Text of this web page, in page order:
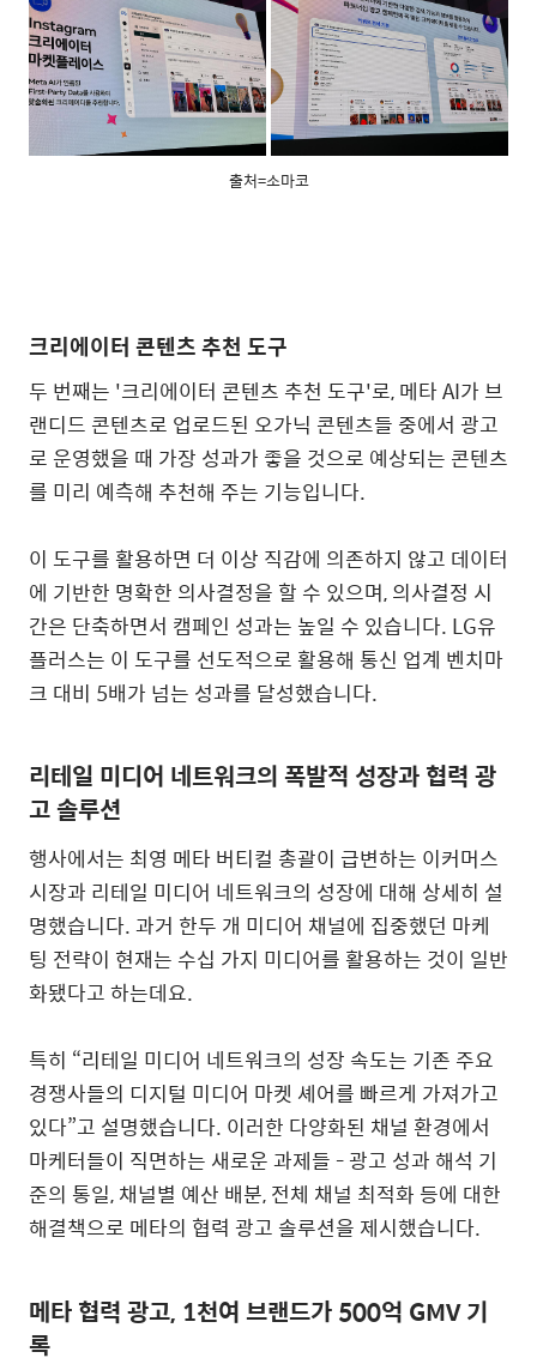
출처=소마코
크리에이터 콘텐츠 추천 도구
두 번째는 '크리에이터 콘텐츠 추천 도구'로,메타AI가 브
랜디드 콘텐츠로 업로드된 오가닉 콘텐츠들 중에서 광고
로 운영했을 때 가장 성과가 좋을 것으로 예상되는 콘텐츠
를 미리 예측해 추천해 주는 기능입니다.
이 도구를 활용하면 더 이상 직감에 의존하지 않고 데이터
에 기반한 명확한 의사결정을 할 수 있으며,의사결정 시
간은 단축하면서 캠페인 성과는 높일 수 있습니다. LG유
플러스는 이 도구를 선도적으로 활용해 통신 업계 벤치마
크 대비 5배가 넘는 성과를 달성했습니다.
리테일 미디어 네트워크의 폭발적 성장과 협력 광
고 솔루션
행사에서는 최영 메타 버티컬 총괄이 급변하는 이커머스
시장과 리테일 미디어 네트워크의 성장에 대해 상세히 설
명했습니다.과거 한두 개 미디어 채널에 집중했던 마케
팅 전략이 현재는 수십 가지 미디어를 활용하는 것이 일반
화됐다고 하는데요.
특히 “리테일 미디어 네트워크의 성장 속도는 기존 주요
경쟁사들의 디지털 미디어 마켓 셰어를 빠르게 가져가고
있다”고 설명했습니다. 이러한 다양화된 채널 환경에서
마케터들이 직면하는 새로운 과제들-광고 성과 해석 기
준의 통일,채널별 예산 배분,전체 채널 최적화 등에 대한
해결책으로 메타의 협력 광고 솔루션을 제시했습니다.
메타 협력 광고, 1천여 브랜드가500억 GMV기
록